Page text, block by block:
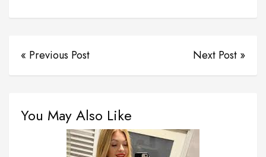
« Previous Post Next Post »
You May Also Like